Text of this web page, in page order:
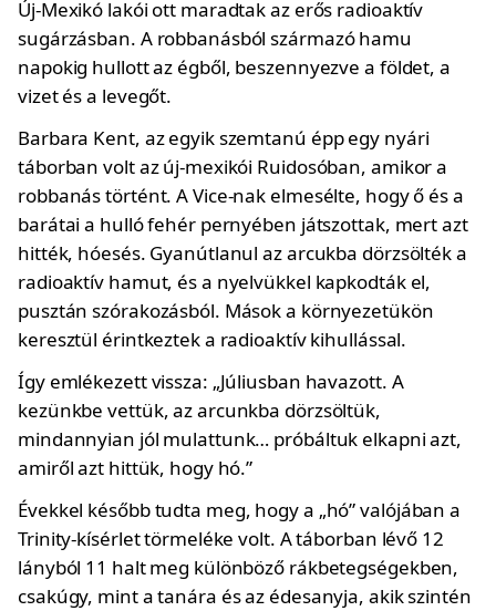
Új-Mexikó lakói ott maradtak az erős radioaktív
sugárzásban. A robbanásból származó hamu
napokig hullott az égből, beszennyezve a földet, a
vizet és a levegőt.
Barbara Kent, az egyik szemtanú épp egy nyári
táborban volt az új-mexikói Ruidosóban, amikor a
robbanás történt. A Vice-nak elmesélte, hogy ő és a
barátai a hulló fehér pernyében játszottak, mert azt
hitték, hóesés. Gyanútlanul az arcukba dörzsölték a
radioaktív hamut, és a nyelvükkel kapkodták el,
pusztán szórakozásból. Mások a környezetükön
keresztül érintkeztek a radioaktív kihullással.
Így emlékezett vissza: „Júliusban havazott. A
kezünkbe vettük, az arcunkba dörzsöltük,
mindannyian jól mulattunk… próbáltuk elkapni azt,
amiről azt hittük, hogy hó.”
Évekkel később tudta meg, hogy a „hó” valójában a
Trinity-kísérlet törmeléke volt. A táborban lévő 12
lányból 11 halt meg különböző rákbetegségekben,
csakúgy, mint a tanára és az édesanyja, akik szintén